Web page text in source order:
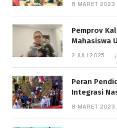
8 MARET 2023
Pemprov
Mahasiswa
Bantuan
2 JULI 2025
Peran
Integrasi
8 MARET 2023